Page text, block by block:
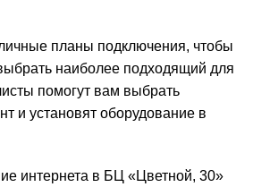
планы подключения, чтобы
наиболее подходящий для
помогут вам выбрать
и установят оборудование в
интернета в БЦ «Цветной, 30»